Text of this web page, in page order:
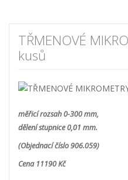
TŘMENOVÉ
kusů
měřicí rozsah 0-300 mm,
dělení stupnice 0,01 mm.
(Objednací číslo 906.059)
Cena 11190 Kč